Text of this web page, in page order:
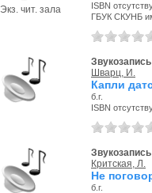
Экз. чит. зала
ISBN
ГБУК СКУНБ
Шварц, И.
Капли
б.г.
ISBN
Критская, Л.
Не
б.г.